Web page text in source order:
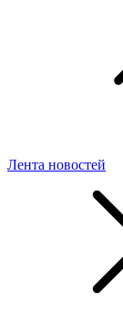
Лента новостей